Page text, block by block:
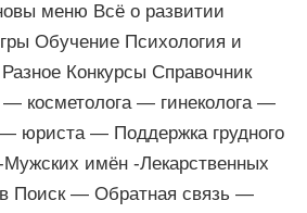
меню Всё о развитии
Обучение Психология и
Конкурсы Справочник
косметолога — гинеколога —
юриста — Поддержка грудного
имён -Лекарственных
Поиск — Обратная связь —